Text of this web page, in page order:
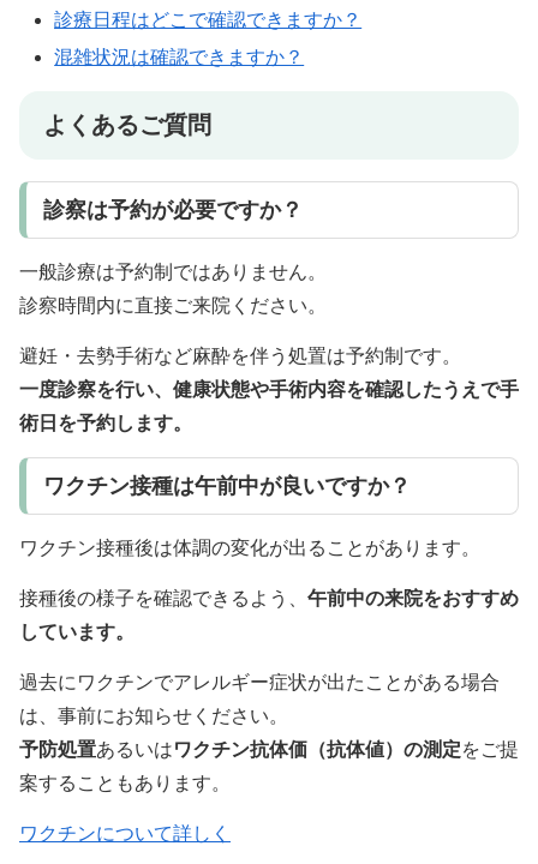
診療日程はどこで確認できますか？
混雑状況は確認できますか？
よくあるご質問
診察は予約が必要ですか？
一般診療は予約制ではありません。
診察時間内に直接ご来院ください。
避妊・去勢手術など麻酔を伴う処置は予約制です。
一度診察を行い、健康状態や手術内容を確認したうえで手
術日を予約します。
ワクチン接種は午前中が良いですか？
ワクチン接種後は体調の変化が出ることがあります。
接種後の様子を確認できるよう、 午前中の来院をおすすめ
しています。
過去にワクチンでアレルギー症状が出たことがある場合
は、事前にお知らせください。
予防処置あるいはワクチン抗体価（抗体値）の測定をご提
案することもあります。
ワクチンについて詳しく